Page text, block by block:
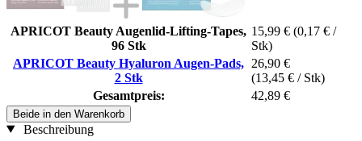
APRICOT Beauty Augenlid-Lifting-Tapes,
96 Stk
15,99 € (0,17 € /
Stk)
APRICOT Beauty Hyaluron Augen‑Pads,
2 Stk
26,90 €
(13,45 € / Stk)
Gesamtpreis:
42,89 €
Beide in den Warenkorb
Beschreibung